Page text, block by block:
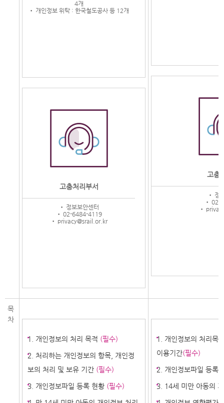
4개
• 개인정보 위탁 : 한국철도공사 등 12개
고충처리부서
• 정보보안센터
• 02-6484-4119
• privacy@srail.or.kr
고충
• 정
• 02-
•
목
차
1. 개인정보의 처리 목적 (필수)
2. 처리하는 개인정보의 항목, 개인정
보의 처리 및 보유 기간 (필수)
3. 개인정보파일 등록 현황 (필수)
1. 개인정보의 처리목
이용기간(필수)
2. 개인정보파일 등록
3. 14세 미만 아동의